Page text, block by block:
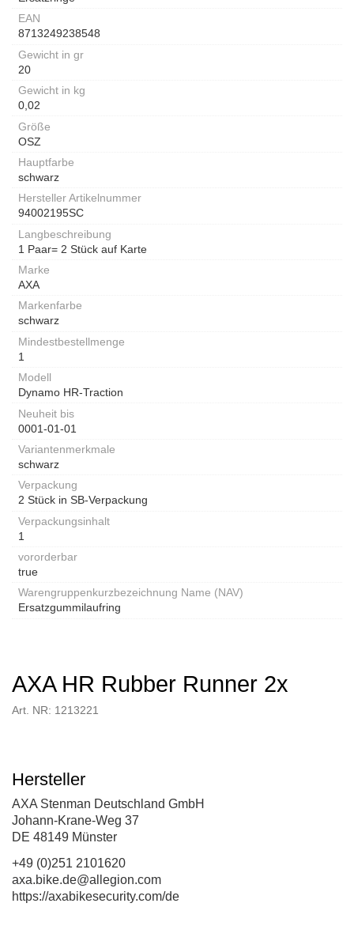
EAN
8713249238548
Gewicht in gr
20
Gewicht in kg
0,02
Größe
OSZ
Hauptfarbe
schwarz
Hersteller Artikelnummer
94002195SC
Langbeschreibung
1 Paar= 2 Stück auf Karte
Marke
AXA
Markenfarbe
schwarz
Mindestbestellmenge
1
Modell
Dynamo HR-Traction
Neuheit bis
0001-01-01
Variantenmerkmale
schwarz
Verpackung
2 Stück in SB-Verpackung
Verpackungsinhalt
1
vororderbar
true
Warengruppenkurzbezeichnung Name (NAV)
Ersatzgummilaufring
AXA HR Rubber Runner 2x
Art. NR: 1213221
Hersteller
AXA Stenman Deutschland GmbH
Johann-Krane-Weg 37
DE 48149 Münster
+49 (0)251 2101620
axa.bike.de@allegion.com
https://axabikesecurity.com/de